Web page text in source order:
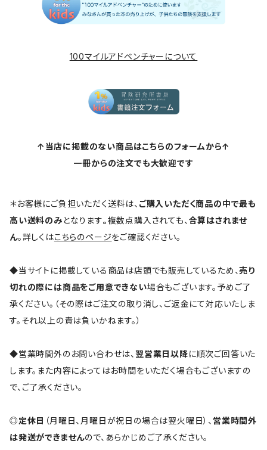
100マイルアドベンチャーについて
↑当店に掲載のない商品はこちらのフォームから↑
一冊からの注文でも大歓迎です
＊お客様にご負担いただく送料は、 ご購入いただく商品の中で最も
高い送料のみとなります。複数点購入されても、 合算はされませ
ん。詳しくはこちらのページをご確認ください。
◆当サイトに掲載している商品は店頭でも販売しているため、売り
切れの際には商品をご用意できない場合もございます。予めご了
承ください。（その際はご注文の取り消し、ご返金にて対応いたしま
す。それ以上の責は負いかねます。）
◆営業時間外のお問い合わせは、 翌営業日以降に順次ご回答いた
します。また内容によってはお時間をいただく場合もございますの
で、ご了承ください。
◎定休日 （月曜日、月曜日が祝日の場合は翌火曜日）、 営業時間外
は発送ができませんので、あらかじめご了承ください。